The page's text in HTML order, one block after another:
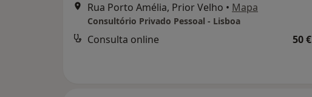
Rua Porto Amélia, Prior Velho • Mapa
Consultório Privado Pessoal - Lisboa
Consulta online 50 €